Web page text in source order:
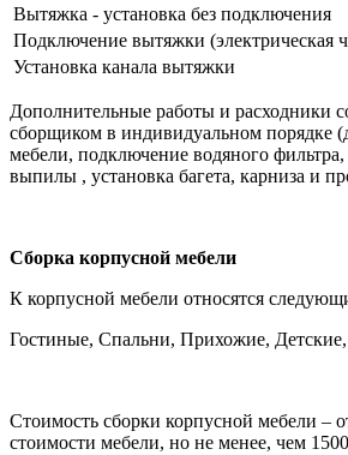
Вытяжка - установка без подключения
Подключение вытяжки (электрическая
Установка канала вытяжки
Дополнительные работы и расходники
сборщиком в индивидуальном порядке
мебели, подключение водяного
выпилы , установка багета, карниза и
Сборка корпусной мебели
К корпусной мебели относятся
Гостиные, Спальни, Прихожие,
Стоимость сборки корпусной мебели –
стоимости мебели, но не менее, чем